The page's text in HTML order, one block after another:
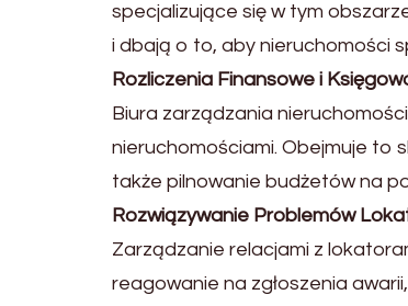
specjalizujące się w tym
i dbają o to, aby nieruchomości
Rozliczenia Finansowe i
Biura zarządzania
nieruchomościami. Obejmuje to
także pilnowanie budżetów na
Rozwiązywanie Problemów
Zarządzanie relacjami z
reagowanie na zgłoszenia